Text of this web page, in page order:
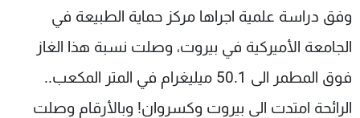
وفق دراسة علمية اجراها مركز حماية الطبيعة في
الجامعة الأميركية في بيروت، وصلت نسبة هذا الغاز
فوق المطمر الى 50.1 ميليغرام في المتر المكعب..
الرائحة امتدت الى بيروت وكسروان! وبالأرقام وصلت
البرامج
جدول البرامج